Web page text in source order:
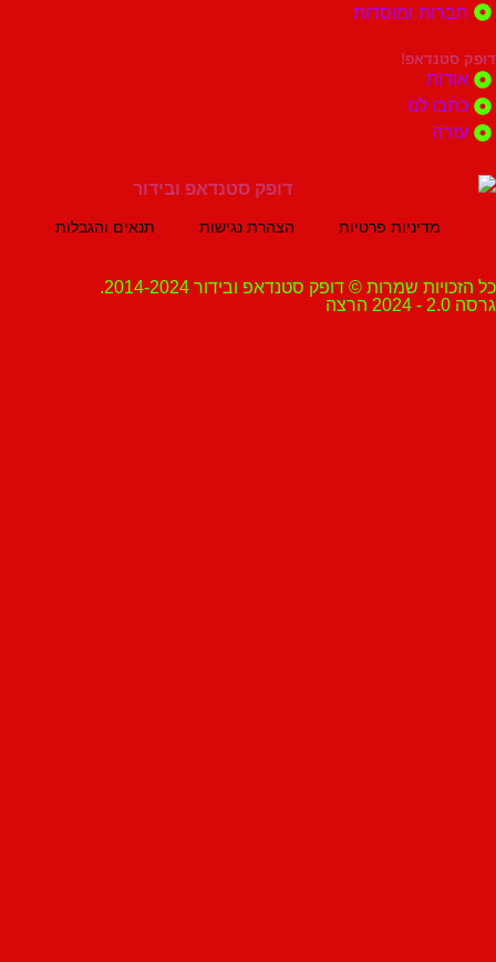
ומוסדות
לנו
מדיניות פרטיות הצהרת נגישות תנאים והגבלות
שמרות © דופק סטנדאפ ובידור 2014-2024.